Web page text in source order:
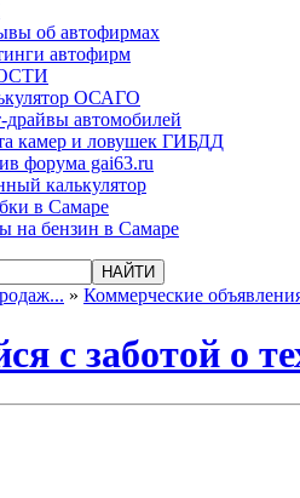
об автофирмах
автофирм
ОСАГО
драйвы автомобилей
камер и ловушек ГИБДД
форума gai63.ru
калькулятор
в Самаре
на бензин в Самаре
» Коммерческие
с заботой о